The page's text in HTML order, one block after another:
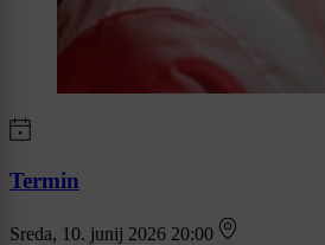
Termin
Sreda, 10. junij 2026 20:00